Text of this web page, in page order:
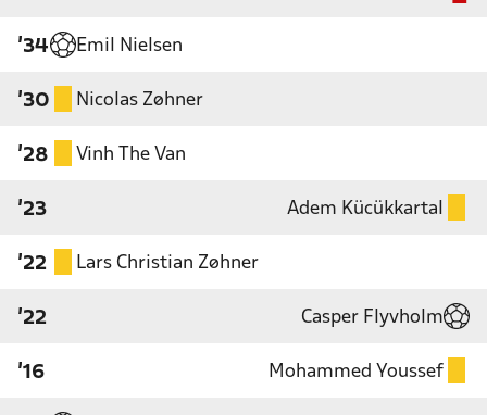
'34 Emil Nielsen
'30 Nicolas Zøhner
'28 Vinh The Van
'23 Adem Kücükkartal
'22 Lars Christian Zøhner
'22 Casper Flyvholm
'16 Mohammed Youssef